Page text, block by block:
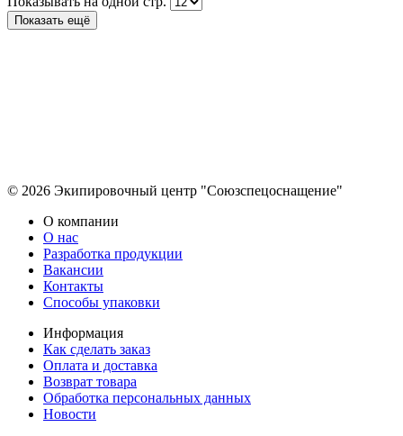
Показать ещё
© 2026 Экипировочный центр "Союзспецоснащение"
О компании
О нас
Разработка продукции
Вакансии
Контакты
Способы упаковки
Информация
Как сделать заказ
Оплата и доставка
Возврат товара
Обработка персональных данных
Новости